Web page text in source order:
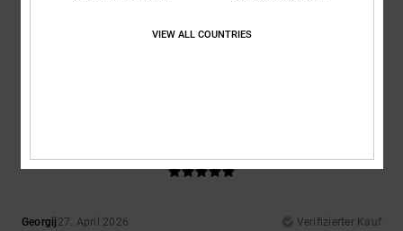
Georgij 27. April 2026
Verifizierter Kauf
VIEW ALL COUNTRIES